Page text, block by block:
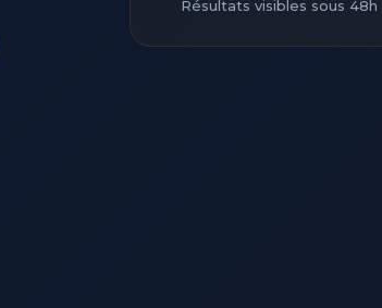
Résultats visibles sous 48h